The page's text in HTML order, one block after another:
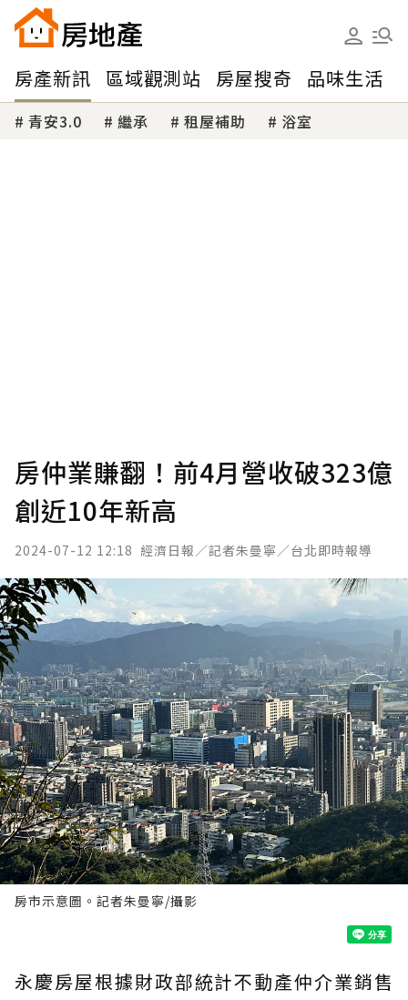
房產新訊 區域觀測站 房屋搜奇 品味生活
青安3.0 繼承 租屋補助 浴室
房仲業賺翻！前4月營收破323億
創近10年新高
2024-07-12 12:18 經濟日報／記者朱曼寧／台北即時報導
房市示意圖。記者朱曼寧/攝影
永慶房屋根據財政部統計不動產仲介業銷售